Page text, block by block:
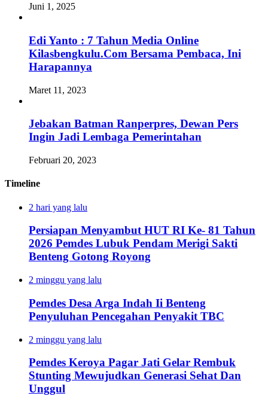
Juni 1, 2025
Edi Yanto : 7 Tahun Media Online
Kilasbengkulu.Com Bersama Pembaca, Ini
Harapannya
Maret 11, 2023
Jebakan Batman Ranperpres, Dewan Pers
Ingin Jadi Lembaga Pemerintahan
Februari 20, 2023
Timeline
2 hari yang lalu
Persiapan Menyambut HUT RI Ke- 81 Tahun
2026 Pemdes Lubuk Pendam Merigi Sakti
Benteng Gotong Royong
2 minggu yang lalu
Pemdes Desa Arga Indah Ii Benteng
Penyuluhan Pencegahan Penyakit TBC
2 minggu yang lalu
Pemdes Keroya Pagar Jati Gelar Rembuk
Stunting Mewujudkan Generasi Sehat Dan
Unggul